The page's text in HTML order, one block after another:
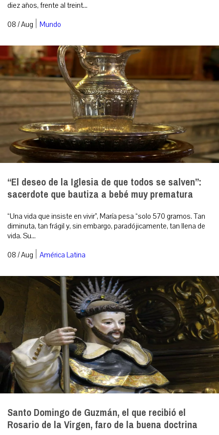
diez años, frente al treint...
08 / Aug | Mundo
“El deseo de la Iglesia de que todos se salven”:
sacerdote que bautiza a bebé muy prematura
“Una vida que insiste en vivir”, María pesa “solo 570 gramos. Tan
diminuta, tan frágil y, sin embargo, paradójicamente, tan llena de
vida. Su...
08 / Aug | América Latina
Santo Domingo de Guzmán, el que recibió el
Rosario de la Virgen, faro de la buena doctrina